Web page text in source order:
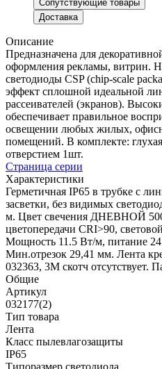
Сопутствующие товары
Доставка
Описание
Предназначена для
оформления рекламы, витрин.
светодиоды CSP (chip-scale
эффект сплошной идеальной
рассеивателей (экранов).
обеспечивает правильное
освещении любых жилых,
помещений. В комплекте:
отверстием 1шт.
Страница серии
Характеристики
Герметичная IP65 в трубке с
засветки, без видимых
м. Цвет свечения ДНЕВНОЙ
цветопередачи CRI>90,
Мощность 11.5 Вт/м, питание
Мин.отрезок 29,41 мм. Лента
032363, 3М скотч отсутствует.
Общие
Артикул
032177(2)
Тип товара
Лента
Класс пылевлагозащиты
IP65
Типоразмер светодиода